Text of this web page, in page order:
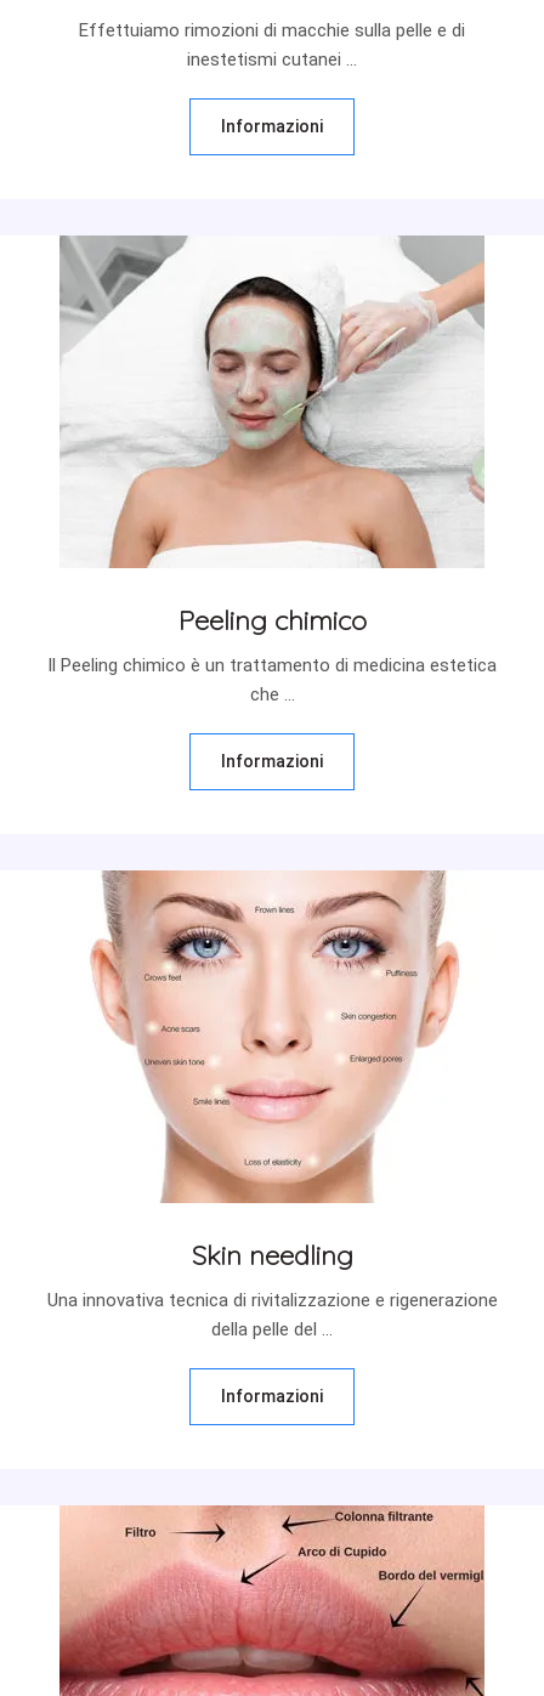
Effettuiamo rimozioni di macchie sulla pelle e di
inestetismi cutanei ...
Informazioni
Peeling chimico
Il Peeling chimico è un trattamento di medicina estetica
che ...
Informazioni
Skin needling
Una innovativa tecnica di rivitalizzazione e rigenerazione
della pelle del ...
Informazioni